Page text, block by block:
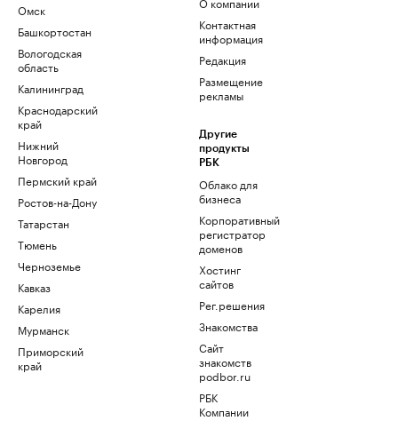
Омск
Башкортостан
Вологодская
область
Калининград
Краснодарский
край
Нижний
Новгород
Пермский край
Ростов-на-Дону
Татарстан
Тюмень
Черноземье
Кавказ
Карелия
Мурманск
Приморский
край
Контактная
информация
Редакция
Размещение
рекламы
Другие
продукты
РБК
Облако для
бизнеса
Корпоративный
регистратор
доменов
Хостинг
сайтов
Рег.решения
Знакомства
Сайт
знакомств
podbor.ru
РБК
Компании